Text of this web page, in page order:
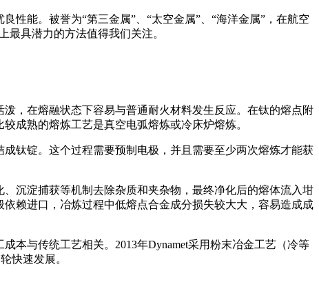
性能。被誉为“第三金属”、“太空金属”、“海洋金属”，在航空
最具潜力的方法值得我们关注。
，在熔融状态下容易与普通耐火材料发生反应。在钛的熔点附
成熟的熔炼工艺是真空电弧熔炼或冷床炉熔炼。
钛锭。这个过程需要预制电极，并且需要至少两次熔炼才能获
沉淀捕获等机制去除杂质和夹杂物，最终净化后的熔体流入坩
赖进口，冶炼过程中低熔点合金成分损失较大大，容易造成成
本与传统工艺相关。2013年Dynamet采用粉末冶金工艺（冷等
快速发展。